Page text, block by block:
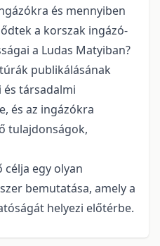
és mennyiben
a korszak ingázó-
a Ludas Matyiban?
publikálásának
és társadalmi
és az ingázókra
tulajdonságok,
célja egy olyan
bemutatása, amely a
helyezi előtérbe.